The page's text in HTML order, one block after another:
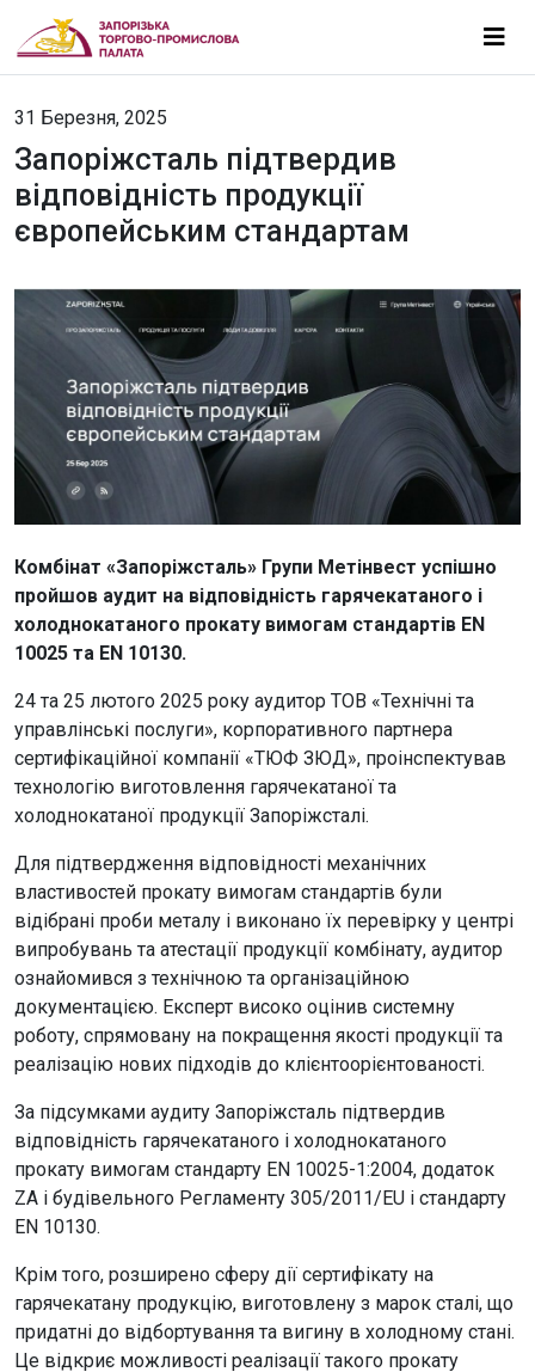
31 Березня, 2025
Запоріжсталь підтвердив
відповідність продукції
європейським стандартам
Комбінат «Запоріжсталь» Групи Метінвест успішно
пройшов аудит на відповідність гарячекатаного i
холоднокатаного прокату вимогам стандартів EN
10025 та EN 10130.
24 та 25 лютого 2025 року аудитор ТОВ «Технічні та
управлінські послуги», корпоративного партнера
сертифікаційної компанії «ТЮФ ЗЮД», проінспектував
технологію виготовлення гарячекатаної та
холоднокатаної продукції Запоріжсталі.
Для підтвердження відповідності механічних
властивостей прокату вимогам стандартів були
відібрані проби металу і виконано їх перевірку у центрі
випробувань та атестації продукції комбінату, аудитор
ознайомився з технічною та організаційною
документацією. Експерт високо оцінив системну
роботу, спрямовану на покращення якості продукції та
реалізацію нових підходів до клієнтоорієнтованості.
За підсумками аудиту Запоріжсталь підтвердив
відповідність гарячекатаного i холоднокатаного
прокату вимогам стандарту EN 10025-1:2004, додаток
ZA i будівельного Регламенту 305/2011/EU i стандарту
EN 10130.
Крім того, розширено сферу дії сертифікату на
гарячекатану продукцію, виготовлену з марок сталі, що
придатні до відбортування та вигину в холодному стані.
Це відкриє можливості реалізації такого прокату